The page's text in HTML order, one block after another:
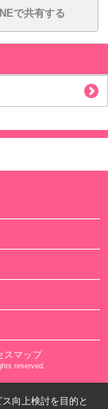
で共有する
スマップ
reserved.
向上検討を目的と